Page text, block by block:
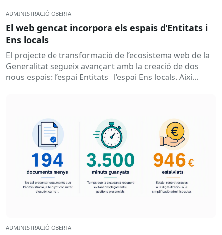
ADMINISTRACIÓ OBERTA
El web gencat incorpora els espais d’Entitats i
Ens locals
El projecte de transformació de l’ecosistema web de la
Generalitat segueix avançant amb la creació de dos
nous espais: l’espai Entitats i l’espai Ens locals. Així...
ADMINISTRACIÓ OBERTA